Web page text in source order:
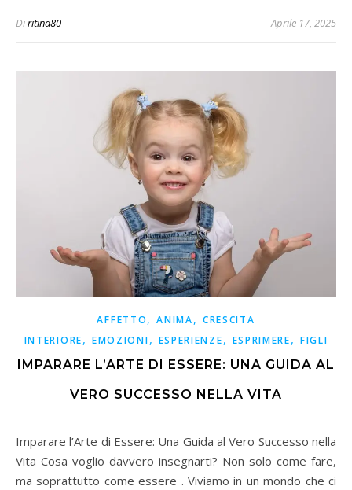
Diritina80 Aprile 17, 2025
AFFETTO,ANIMA, CRESCITA
INTERIORE, EMOZIONI, ESPERIENZE, ESPRIMERE, FIGLI
IMPARARE L’ARTE DI ESSERE: UNA GUIDA AL
VERO SUCCESSO NELLA VITA
Imparare l’Arte di Essere: Una Guida al Vero Successo nella
Vita Cosa voglio davvero insegnarti? Non solo come fare,
ma soprattutto come essere . Viviamo in un mondo che ci